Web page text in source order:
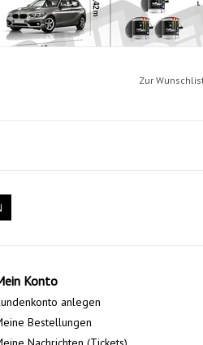
Zur
Konto
anlegen
Bestellungen